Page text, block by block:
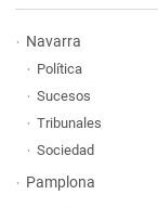
Navarra
Política
Sucesos
Tribunales
Sociedad
Pamplona